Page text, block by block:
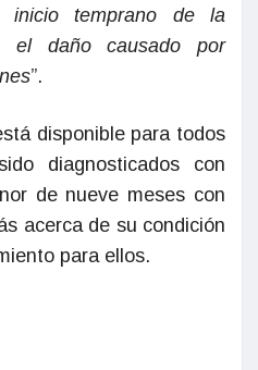
inicio temprano de la
el daño causado por
”.
disponible para todos
diagnosticados con
de nueve meses con
acerca de su condición
para ellos.